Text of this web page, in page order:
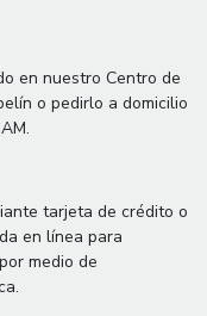
en nuestro Centro de
o pedirlo a domicilio
tarjeta de crédito o
en línea para
medio de